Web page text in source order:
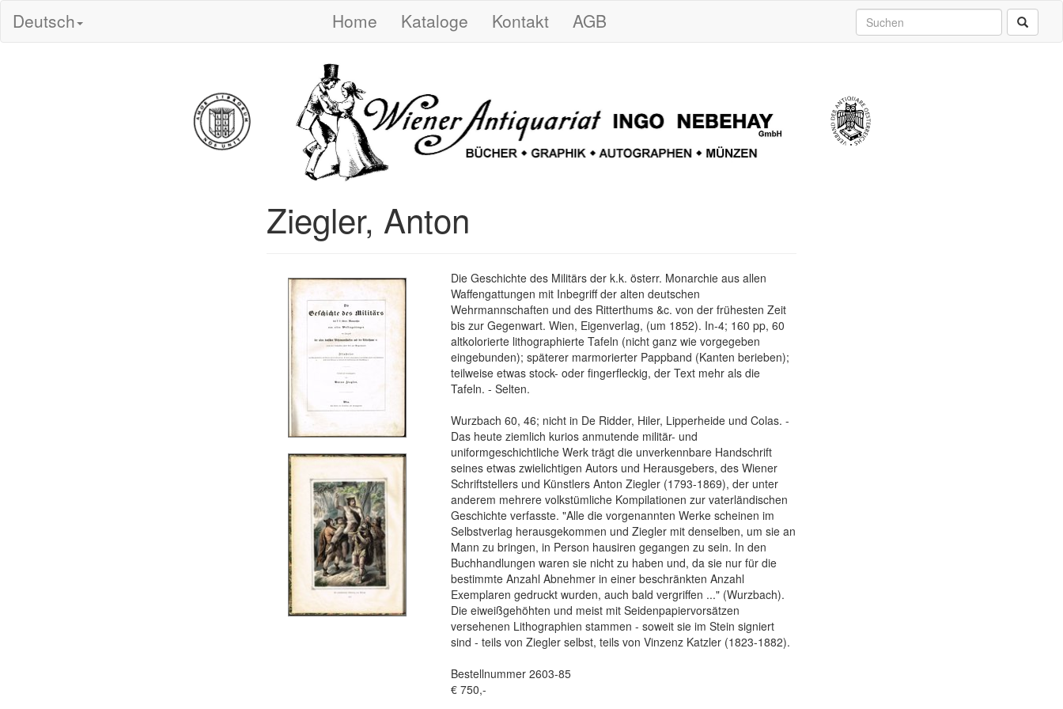
Deutsch Home Kataloge Kontakt AGB
Ziegler, Anton
Die Geschichte des Militärs der k.k. österr. Monarchie aus allen
Waffengattungen mit Inbegriff der alten deutschen
Wehrmannschaften und des Ritterthums &c. von der frühesten Zeit
bis zur Gegenwart. Wien, Eigenverlag, (um 1852). In-4; 160 pp, 60
altkolorierte lithographierte Tafeln (nicht ganz wie vorgegeben
eingebunden); späterer marmorierter Pappband (Kanten berieben);
teilweise etwas stock- oder fingerfleckig, der Text mehr als die
Tafeln. - Selten.
Wurzbach 60, 46; nicht in De Ridder, Hiler, Lipperheide und Colas. -
Das heute ziemlich kurios anmutende militär- und
uniformgeschichtliche Werk trägt die unverkennbare Handschrift
seines etwas zwielichtigen Autors und Herausgebers, des Wiener
Schriftstellers und Künstlers Anton Ziegler (1793-1869), der unter
anderem mehrere volkstümliche Kompilationen zur vaterländischen
Geschichte verfasste. "Alle die vorgenannten Werke scheinen im
Selbstverlag herausgekommen und Ziegler mit denselben, um sie an
Mann zu bringen, in Person hausiren gegangen zu sein. In den
Buchhandlungen waren sie nicht zu haben und, da sie nur für die
bestimmte Anzahl Abnehmer in einer beschränkten Anzahl
Exemplaren gedruckt wurden, auch bald vergriffen ..." (Wurzbach).
Die eiweißgehöhten und meist mit Seidenpapiervorsätzen
versehenen Lithographien stammen - soweit sie im Stein signiert
sind - teils von Ziegler selbst, teils von Vinzenz Katzler (1823-1882).
Bestellnummer 2603-85
€ 750,-